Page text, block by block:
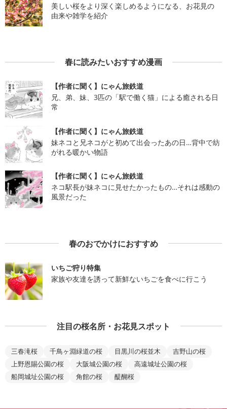
美しい桜をより深く楽しめるようになる、お花見の
由来や雑学を紹介
春に読みたいおすすめ漫画
【作者に聞く】にゃん旅鉄道
兄、弟、妹、3匹の「駅で働く猫」による癒される日
常
【作者に聞く】にゃん旅鉄道
妹ネコと兄ネコがと初めて出会ったあの日…背中で紡
がれる暖かい物語
【作者に聞く】にゃん旅鉄道
ネコ駅長が妹ネコに見せたかったもの…それは感動の
風景だった
春のおでかけにおすすめ
いちご狩り特集
家族や友達を誘って新鮮ないちごを食べに行こう
注目の桜名所・お花見スポット
三春滝桜 千鳥ヶ淵緑道の桜 目黒川の桜並木
吉野山の桜
上野恩賜公園の桜
大阪城公園の桜
高遠城址公園の桜
船岡城址公園の桜
角館の桜 醍醐桜